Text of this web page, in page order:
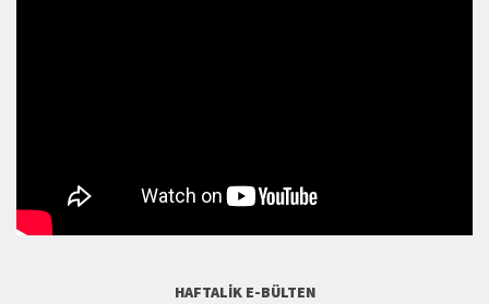
HAFTALIK E-BÜLTEN